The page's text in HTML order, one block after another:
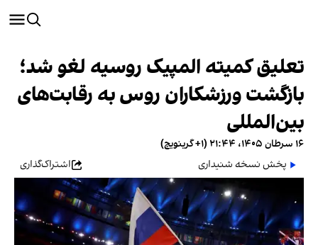
تعلیق کمیته المپیک روسیه لغو شد؛
بازگشت ورزشکاران روس به رقابت‌های
بین‌المللی
۱۶ سرطان ۱۴۰۵، ۲۱:۴۴ (‎+۱ گرینویچ)
پخش نسخه شنیداری
اشتراک‌گذاری